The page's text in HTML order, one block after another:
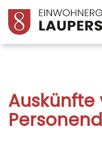
Verwaltung
Politik
Auskünfte